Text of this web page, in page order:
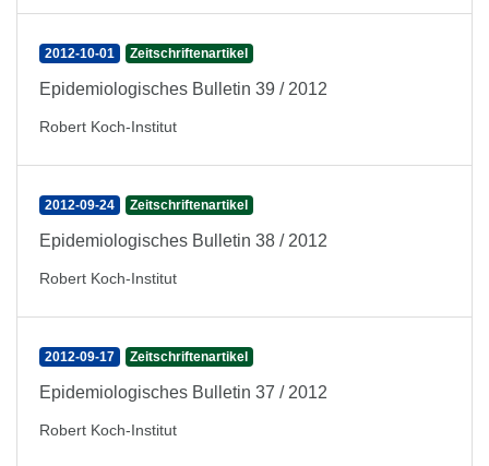
2012-10-01 Zeitschriftenartikel
Epidemiologisches Bulletin 39 / 2012
Robert Koch-Institut
2012-09-24 Zeitschriftenartikel
Epidemiologisches Bulletin 38 / 2012
Robert Koch-Institut
2012-09-17 Zeitschriftenartikel
Epidemiologisches Bulletin 37 / 2012
Robert Koch-Institut